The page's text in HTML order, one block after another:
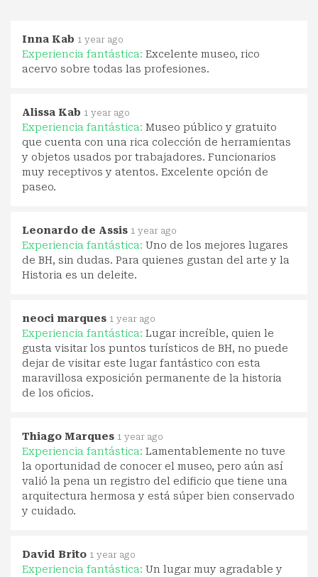
Inna Kab 1 year ago
Experiencia fantástica: Excelente museo, rico
acervo sobre todas las profesiones.
Alissa Kab 1 year ago
Experiencia fantástica: Museo público y gratuito
que cuenta con una rica colección de herramientas
y objetos usados por trabajadores. Funcionarios
muy receptivos y atentos. Excelente opción de
paseo.
Leonardo de Assis 1 year ago
Experiencia fantástica: Uno de los mejores lugares
de BH, sin dudas. Para quienes gustan del arte y la
Historia es un deleite.
neoci marques 1 year ago
Experiencia fantástica: Lugar increíble, quien le
gusta visitar los puntos turísticos de BH, no puede
dejar de visitar este lugar fantástico con esta
maravillosa exposición permanente de la historia
de los oficios.
Thiago Marques 1 year ago
Experiencia fantástica: Lamentablemente no tuve
la oportunidad de conocer el museo, pero aún así
valió la pena un registro del edificio que tiene una
arquitectura hermosa y está súper bien conservado
y cuidado.
David Brito 1 year ago
Experiencia fantástica: Un lugar muy agradable y